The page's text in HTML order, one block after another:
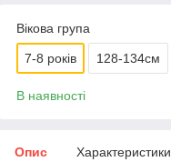
Вікова група
7-8 років 128-134см
В наявності
Опис Характеристики